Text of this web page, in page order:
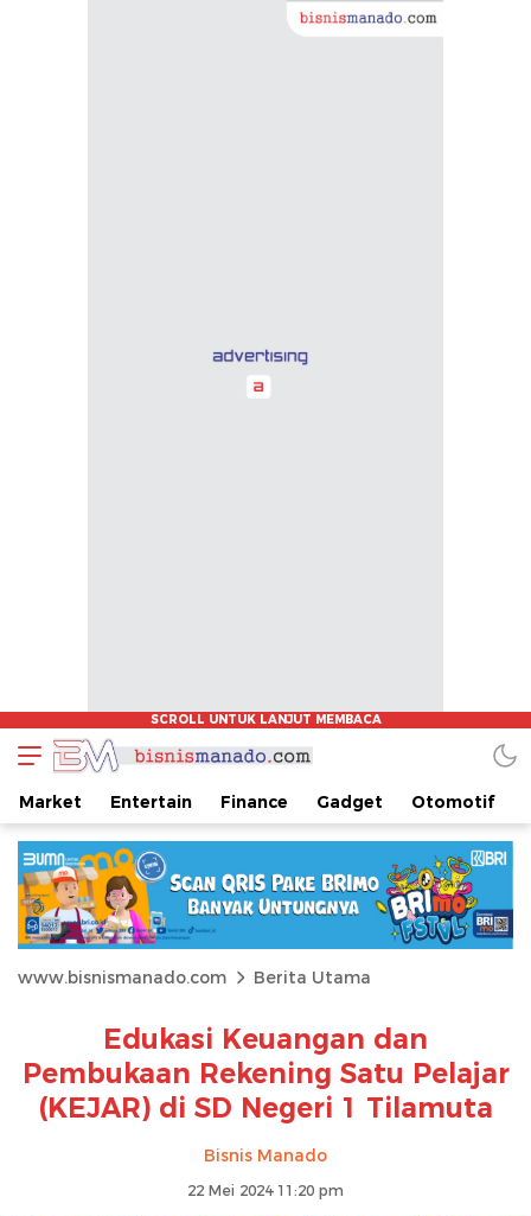
Market Entertain Finance Gadget Otomotif
www.bisnismanado.com Berita Utama
Edukasi Keuangan dan
Pembukaan Rekening Satu Pelajar
(KEJAR) di SD Negeri 1 Tilamuta
Bisnis Manado
22 Mei 2024 11:20 pm